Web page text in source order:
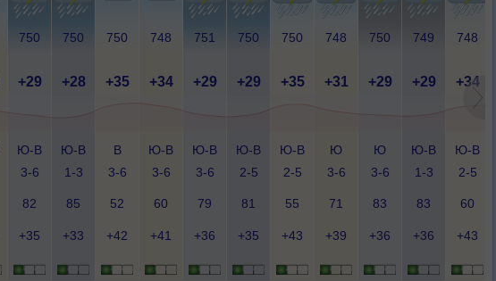
750 750 750 748 751 750 750 748 750 749 748
+29 +28 +35 +34 +29 +29 +35 +31 +29 +29 +34
Ю-В
3-6
Ю-В
1-3
В
3-6
Ю-В
3-6
Ю-В
3-6
Ю-В
2-5
Ю-В
2-5
Ю
3-6
Ю
3-6
Ю-В
1-3
Ю-В
2-5
82 85 52 60 79 81 55 71 83 83 60
+35 +33 +42 +41 +36 +35 +43 +39 +36 +36 +43